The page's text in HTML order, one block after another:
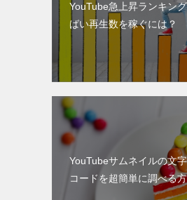
YouTube急上昇ランキン
ばい再生数を稼ぐには？
YouTubeサムネイルの文
コードを超簡単に調べる